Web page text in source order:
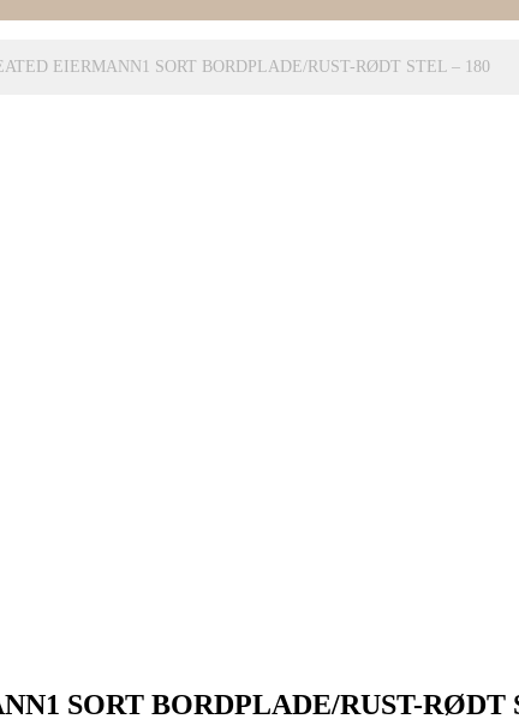
EIERMANN1 SORT BORDPLADE/RUST-RØDT STEL – 180
SORT BORDPLADE/RUST-RØDT